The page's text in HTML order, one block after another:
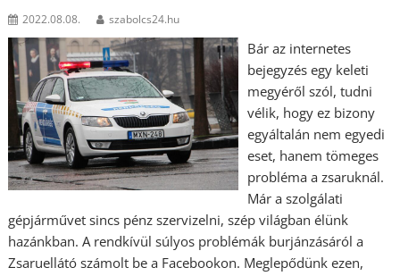
2022.08.08. szabolcs24.hu
Bár az internetes
bejegyzés egy keleti
megyéről szól, tudni
vélik, hogy ez bizony
egyáltalán nem egyedi
eset, hanem tömeges
probléma a zsaruknál.
Már a szolgálati
gépjárművet sincs pénz szervizelni, szép világban élünk
hazánkban. A rendkívül súlyos problémák burjánzásáról a
Zsaruellátó számolt be a Facebookon. Meglepődünk ezen,